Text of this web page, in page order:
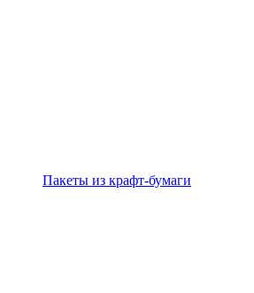
Пакеты из крафт-бумаги